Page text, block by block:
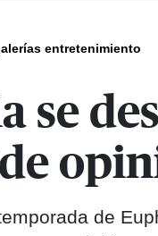
entretenimiento
se
de